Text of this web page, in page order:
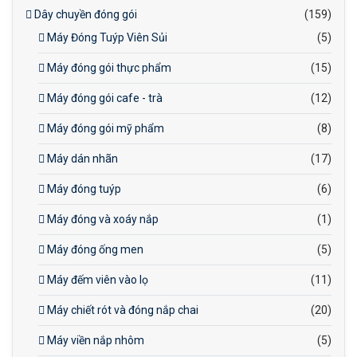
Dây chuyền đóng gói
(159)
Máy Đóng Tuýp Viên Sủi
(5)
Máy đóng gói thực phẩm (15)
Máy đóng gói cafe - trà (12)
Máy đóng gói mỹ phẩm (8)
Máy dán nhãn (17)
Máy đóng tuýp (6)
Máy đóng và xoáy nắp (1)
Máy đóng ống men (5)
Máy đếm viên vào lọ (11)
Máy chiết rót và đóng nắp chai (20)
Máy viền nắp nhôm (5)